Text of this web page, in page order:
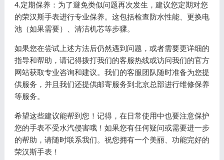
4.定期保养：为了避免类似问题再次发生，建议您定期对您
的荣汉斯手表进行专业保养。这包括检查防水性能、更换电
池（如果需要）、清洁机芯等步骤。
如果您在尝试上述方法后仍然遇到问题，或者需要更详细的
指导和帮助，请记得拨打我们的客服热线或访问我们的官方
网站获取专业咨询和建议。我们的客服团队随时准备为您提
供服务，并且我们还提供邮寄服务到北京总部进行维修保养
等服务。
希望这些建议能帮到您！记得，在日常使用中也要注意保护
您的手表不受水汽侵害哦！如果您有任何疑问或需要进一步
的帮助，请随时联系我们。祝您拥有一个美丽、功能完好的
荣汉斯手表！